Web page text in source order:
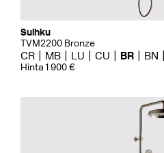
Suihku
TVM2200 Bronze
CR MB LU CU BR BN
Hinta 1 900 €